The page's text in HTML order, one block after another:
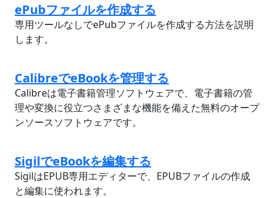
ePubファイルを作成する
専用ツールなしでePubファイルを作成する方法を説明
します。
CalibreでeBookを管理する
Calibreは電子書籍管理ソフトウェアで、電子書籍の管
理や変換に役立つさまざまな機能を備えた無料のオープ
ンソースソフトウェアです。
SigilでeBookを編集する
SigilはEPUB専用エディターで、EPUBファイルの作成
と編集に使われます。